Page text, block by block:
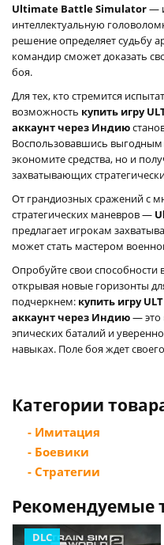
Ultimate Battle Simulator—
интеллектуальную
решение определяет судьбу
командир сможет доказать
боя.
Для тех, кто стремится
возможность купить игру
аккаунт через Индию
Воспользовавшись
экономите средства, но и
захватывающих
От грандиозных сражений с
стратегических маневров —
предлагает игрокам
может стать мастером
Опробуйте свои способности
открывая новые горизонты
подчеркнем: купить игру
аккаунт через Индию— это
эпических баталий и
навыках. Поле боя ждет
Категории
- Имитация
- Боевики
- Стратегии
Рекомендуемые
DLC